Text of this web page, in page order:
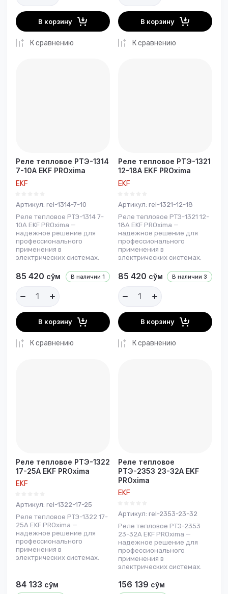
В корзину
К сравнению
В корзину
К сравнению
Реле тепловое РТЭ-1314
7-10А EKF PROxima
EKF
Артикул: rel-1314-7-10
Реле тепловое РТЭ-1314 7-
10А EKF PROxima —
надежное решение для
профессионального
применения в
электрических системах.
В наличии 1
85 420 сўм
В корзину
К сравнению
Реле тепловое РТЭ-1321
12-18А EKF PROxima
EKF
Артикул: rel-1321-12-18
Реле тепловое РТЭ-1321 12-
18А EKF PROxima —
надежное решение для
профессионального
применения в
электрических системах.
В наличии 3
85 420 сўм
В корзину
К сравнению
Реле тепловое РТЭ-1322
17-25А EKF PROxima
EKF
Артикул: rel-1322-17-25
Реле тепловое РТЭ-1322 17-
25А EKF PROxima —
надежное решение для
профессионального
применения в
электрических системах.
84 133 сўм
Реле тепловое
РТЭ-2353 23-32А EKF
PROxima
EKF
Артикул: rel-2353-23-32
Реле тепловое РТЭ-2353
23-32А EKF PROxima —
надежное решение для
профессионального
применения в
электрических системах.
156 139 сўм